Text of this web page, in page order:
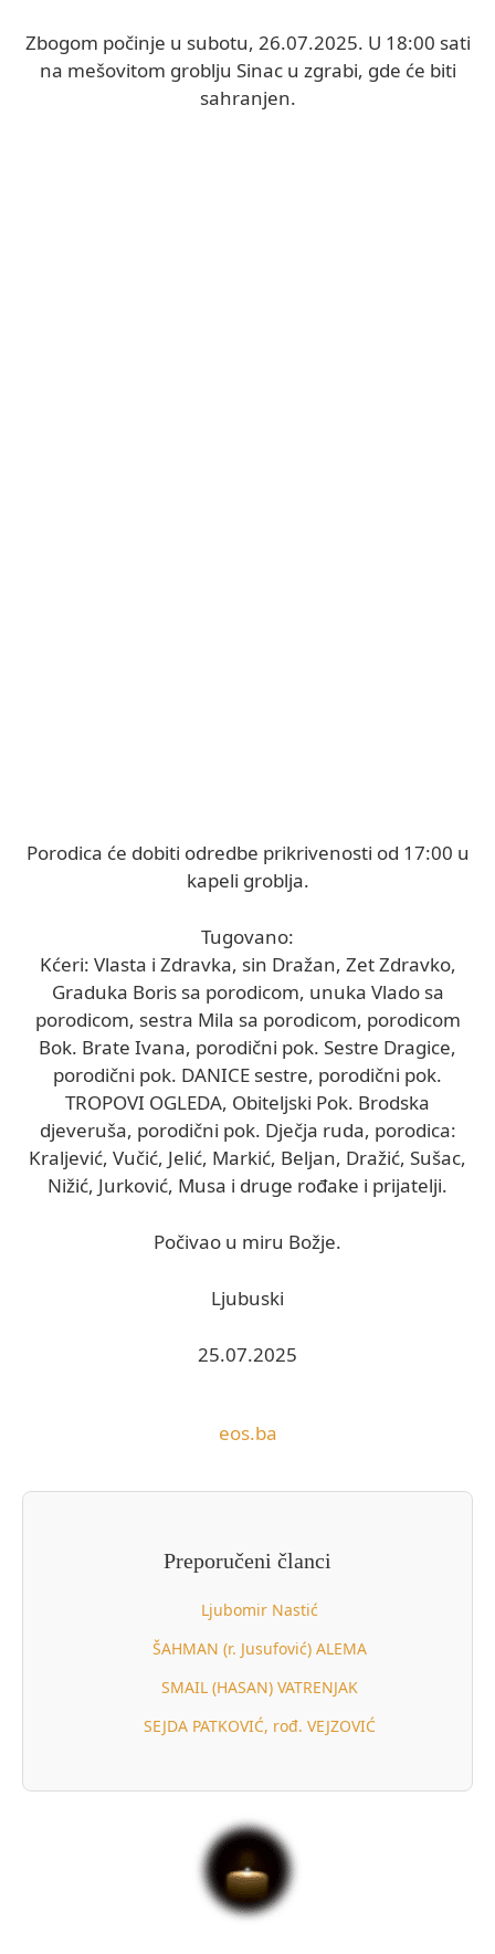
Zbogom počinje u subotu, 26.07.2025. U 18:00 sati
na mešovitom groblju Sinac u zgrabi, gde će biti
sahranjen.
Porodica će dobiti odredbe prikrivenosti od 17:00 u
kapeli groblja.
Tugovano:
Kćeri: Vlasta i Zdravka, sin Dražan, Zet Zdravko,
Graduka Boris sa porodicom, unuka Vlado sa
porodicom, sestra Mila sa porodicom, porodicom
Bok. Brate Ivana, porodični pok. Sestre Dragice,
porodični pok. DANICE sestre, porodični pok.
TROPOVI OGLEDA, Obiteljski Pok. Brodska
djeveruša, porodični pok. Dječja ruda, porodica:
Kraljević, Vučić, Jelić, Markić, Beljan, Dražić, Sušac,
Nižić, Jurković, Musa i druge rođake i prijatelji.
Počivao u miru Božje.
Ljubuski
25.07.2025
eos.ba
Preporučeni članci
Ljubomir Nastić
ŠAHMAN (r. Jusufović) ALEMA
SMAIL (HASAN) VATRENJAK
SEJDA PATKOVIĆ, rođ. VEJZOVIĆ